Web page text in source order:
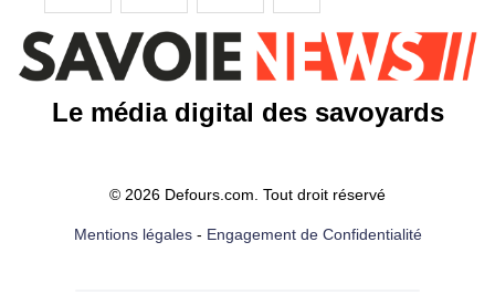
Le média digital des savoyards
© 2026 Defours.com. Tout droit réservé
Mentions légales- Engagement de Confidentialité